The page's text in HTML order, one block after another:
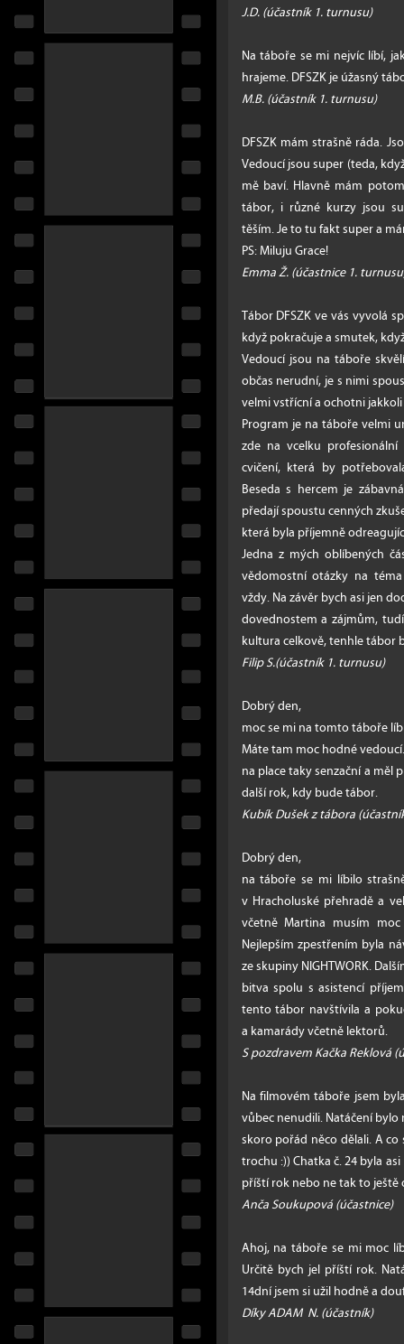
J.D. (účastník 1. turnusu)
Na táboře se mi nejvíc líbí,
hrajeme. DFSZK je úžasný
M.B. (účastník 1. turnusu)
DFSZK mám strašně ráda.
Vedoucí jsou super (teda,
mě baví. Hlavně mám
tábor, i různé kurzy jsou
těším. Je to tu fakt super a
PS: Miluju Grace!
Emma Ž. (účastnice 1.
Tábor DFSZK ve vás vyvolá
když pokračuje a smutek,
Vedoucí jsou na táboře
občas nerudní, je s nimi
velmi vstřícní a ochotni
Program je na táboře velmi
zde na vcelku
cvičení, která by
Beseda s hercem je
předají spoustu cenných
která byla příjemně
Jedna z mých oblíbených
vědomostní otázky na
vždy. Na závěr bych asi jen
dovednostem a zájmům,
kultura celkově, tenhle tábor
Filip S.(účastník 1. turnusu)
Dobrý den,
moc se mi na tomto táboře
Máte tam moc hodné
na place taky senzační a měl
další rok, kdy bude tábor.
Kubík Dušek z tábora
Dobrý den,
na táboře se mi líbilo
v Hracholuské přehradě a
včetně Martina musím
Nejlepším zpestřením byla
ze skupiny NIGHTWORK.
bitva spolu s asistencí
tento tábor navštívila a
a kamarády včetně lektorů.
S pozdravem Kačka Reklová
Na filmovém táboře jsem
vůbec nenudili. Natáčení
skoro pořád něco dělali. A
trochu :)) Chatka č. 24 byla
příští rok nebo ne tak to ještě
Anča Soukupová (účastnice)
Ahoj, na táboře se mi moc
Určitě bych jel příští rok.
14dní jsem si užil hodně a
Díky ADAM N. (účastník)